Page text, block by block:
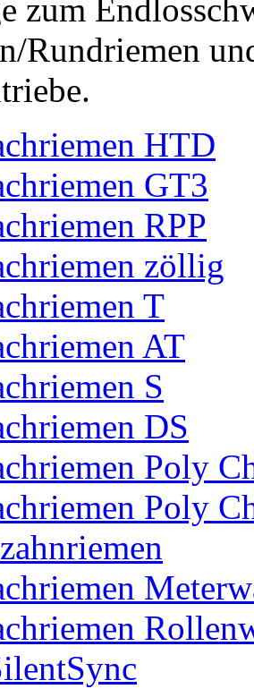
zum
Rundriemen
HTD
GT3
RPP
zöllig
T
AT
S
DS
Poly
Poly